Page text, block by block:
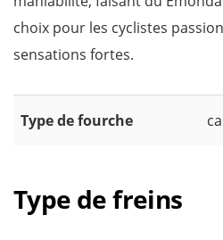
choix pour les cyclistes
sensations fortes.
Type de fourche
Type de freins